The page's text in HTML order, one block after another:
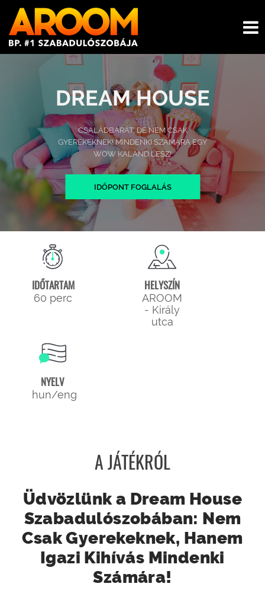
DREAM HOUSE
CSALÁDBARÁT, DE NEM CSAK
GYEREKEKNEK! MINDENKI SZÁMÁRA EGY
WOW KALAND LESZ!
IDŐPONT FOGLALÁS
A JÁTÉKRÓL
Üdvözlünk a Dream House
Szabadulószobában: Nem
Csak Gyerekeknek, Hanem
Igazi Kihívás Mindenki
Számára!
IDŐTARTAM
60 perc
HELYSZÍN
AROOM
- Király
utca
NYELV
hun/eng